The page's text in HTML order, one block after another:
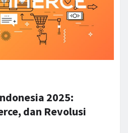
2025:
dan Revolusi